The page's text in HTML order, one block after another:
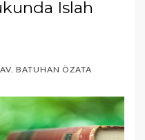
Islah
BATUHAN ÖZATA